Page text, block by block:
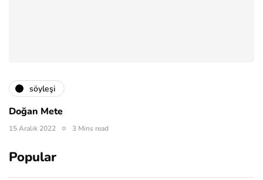
söyleşi
Doğan Mete
15 Aralık 2022 3 Mins read
Popular